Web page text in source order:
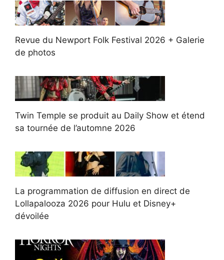
Revue du Newport Folk Festival 2026 + Galerie
de photos
Twin Temple se produit au Daily Show et étend
sa tournée de l’automne 2026
La programmation de diffusion en direct de
Lollapalooza 2026 pour Hulu et Disney+
dévoilée